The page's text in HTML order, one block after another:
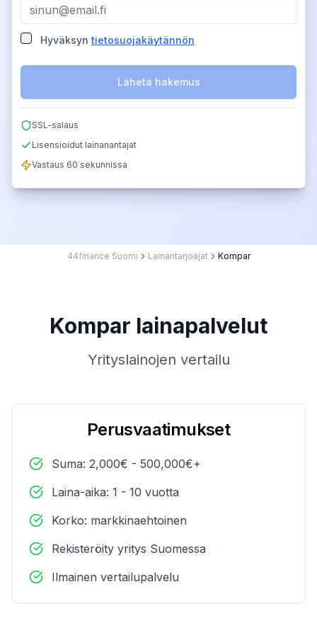
Hyväksyn tietosuojakäytännön
Lähetä hakemus
SSL-salaus
Lisensioidut lainanantajat
Vastaus 60 sekunnissa
44finance Suomi Lainantarjoajat Kompar
Kompar lainapalvelut
Yrityslainojen vertailu
Perusvaatimukset
Suma: 2,000€ - 500,000€+
Laina-aika: 1 - 10 vuotta
Korko: markkinaehtoinen
Rekisteröity yritys Suomessa
Ilmainen vertailupalvelu